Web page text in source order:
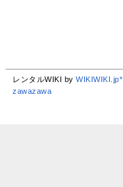
レンタルWIKI byWIKIWIKI.jp*
zawazawa